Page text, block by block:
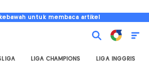
untuk membaca artikel
LIGA CHAMPIONS LIGA INGGRIS